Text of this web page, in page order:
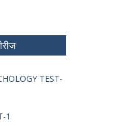
TEST-
1